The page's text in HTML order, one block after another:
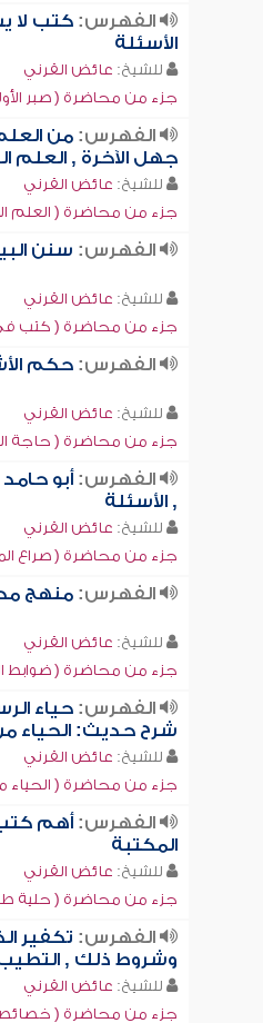
الفهرس:كتب لا
الأسئلة
للشيخ: عائض القرني
جزء من محاضرة ( صبر
الفهرس:من
جهل الآخرة , العلم
للشيخ: عائض القرني
جزء من محاضرة ( العلم
الفهرس: سنن
للشيخ: عائض القرني
جزء من محاضرة ( كتب في
الفهرس:حكم
للشيخ: عائض القرني
جزء من محاضرة ( حاجة
الفهرس:أبو
, الأسئلة
للشيخ: عائض القرني
جزء من محاضرة ( صراع
الفهرس:منهج
للشيخ: عائض القرني
جزء من محاضرة ( ضوابط
الفهرس:حياء
شرح حديث: الحياء من
للشيخ: عائض القرني
جزء من محاضرة ( الحياء
الفهرس:أهم
المكتبة
للشيخ: عائض القرني
جزء من محاضرة ( حلية
الفهرس: تكفير
وشروط ذلك , التطيب
للشيخ: عائض القرني
جزء من محاضرة (